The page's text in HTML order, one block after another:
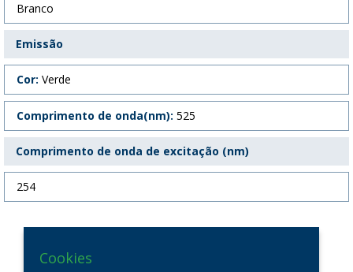
Branco
Emissão
Cor: Verde
Comprimento de onda(nm): 525
Comprimento de onda de excitação (nm)
254
Cookies